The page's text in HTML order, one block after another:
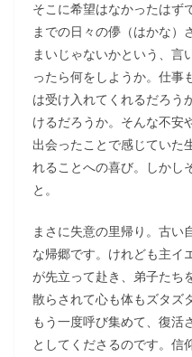
そこに希望はなかったはず
までの日々の儚（はかな）
まいじゃないかという、言
ったら何をしようか。仕事
は受け入れてくれるだろう
けるだろうか。そんな不安
出会ったことで感じていた
れることへの喜び。しかし
と。
まさに失意の里帰り。古い
な帰郷です。けれども主イ
が先立って赴き、弟子たち
散らされて心も体もズタズ
もう一度呼び集めて、復活
としてくださるのです。信